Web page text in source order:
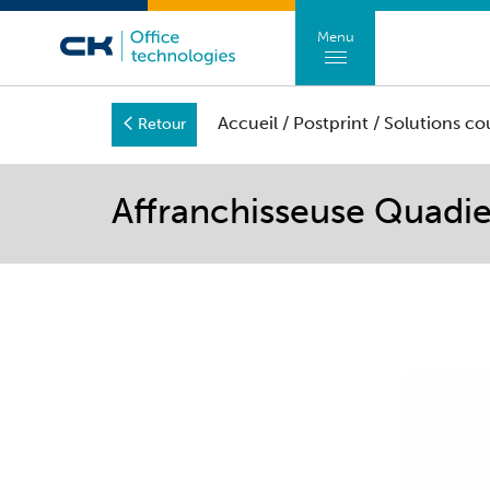
Menu
Retour Accueil / Postprint / Solutions
Affranchisseuse